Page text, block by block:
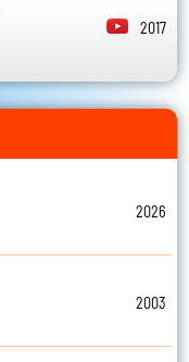
2017
2026
2003